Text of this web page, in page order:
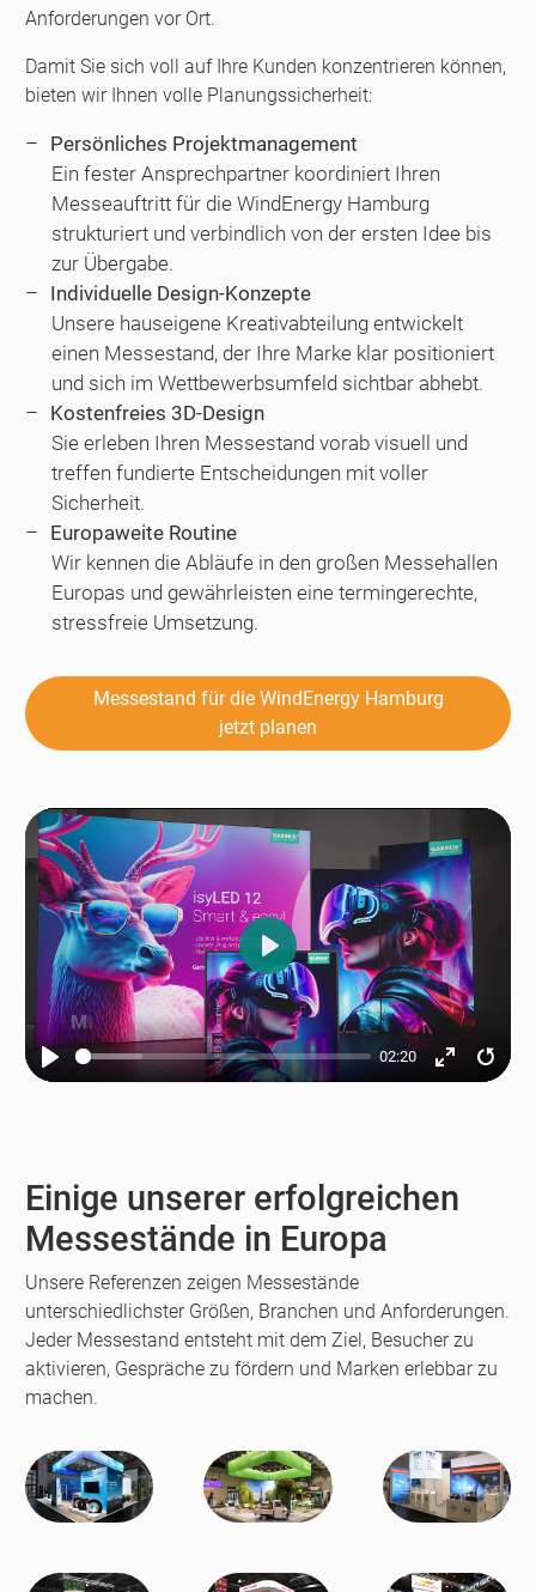
Anforderungen vor Ort.
Damit Sie sich voll auf Ihre Kunden konzentrieren können,
bieten wir Ihnen volle Planungssicherheit:
Persönliches Projektmanagement
Ein fester Ansprechpartner koordiniert Ihren
Messeauftritt für die WindEnergy Hamburg
strukturiert und verbindlich von der ersten Idee bis
zur Übergabe.
Individuelle Design-Konzepte
Unsere hauseigene Kreativabteilung entwickelt
einen Messestand, der Ihre Marke klar positioniert
und sich im Wettbewerbsumfeld sichtbar abhebt.
Kostenfreies 3D-Design
Sie erleben Ihren Messestand vorab visuell und
treffen fundierte Entscheidungen mit voller
Sicherheit.
Europaweite Routine
Wir kennen die Abläufe in den großen Messehallen
Europas und gewährleisten eine termingerechte,
stressfreie Umsetzung.
Messestand für die WindEnergy Hamburg
jetzt planen
Play
02:20
Enter
Play
Einige unserer erfolgreichen
Messestände in Europa
Unsere Referenzen zeigen Messestände
unterschiedlichster Größen, Branchen und Anforderungen.
Jeder Messestand entsteht mit dem Ziel, Besucher zu
aktivieren, Gespräche zu fördern und Marken erlebbar zu
machen.